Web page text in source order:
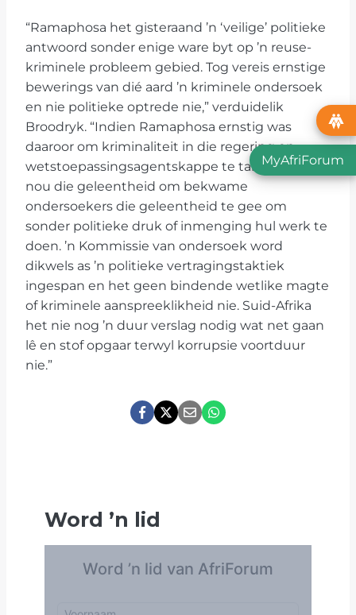
“Ramaphosa het gisteraand ’n ‘veilige’ politieke
antwoord sonder enige ware byt op ’n reuse-
kriminele probleem gebied. Tog vereis ernstige
bewerings van dié aard ’n kriminele ondersoek
en nie politieke optrede nie,” verduidelik
Broodryk. “Indien Ramaphosa ernstig was
daaroor om kriminaliteit in die regering en
wetstoepassingsagentskappe te takel, was dit
nou die geleentheid om bekwame
ondersoekers die geleentheid te gee om
sonder politieke druk of inmenging hul werk te
doen. ’n Kommissie van ondersoek word
dikwels as ’n politieke vertragingstaktiek
ingespan en het geen bindende wetlike magte
of kriminele aanspreeklikheid nie. Suid-Afrika
het nie nog ’n duur verslag nodig wat net gaan
lê en stof opgaar terwyl korrupsie voortduur
nie.”
Word ’n lid
MyAfriForum